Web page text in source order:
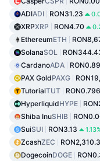
ADIADI RON31.23
XRPXRP RON4.70
EthereumETH
SolanaSOL
CardanoADA
PAX GoldPAXG
TutorialTUT
HyperliquidHYPE
Shiba InuSHIB
SuiSUI RON3.13
ZcashZEC
DogecoinDOGE